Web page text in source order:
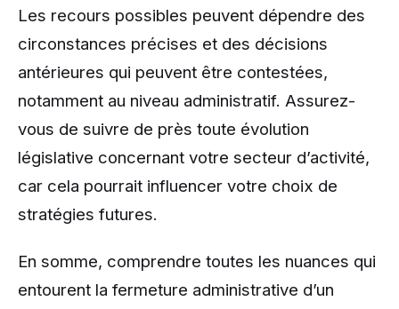
Les recours possibles peuvent dépendre des
circonstances précises et des décisions
antérieures qui peuvent être contestées,
notamment au niveau administratif. Assurez-
vous de suivre de près toute évolution
législative concernant votre secteur d’activité,
car cela pourrait influencer votre choix de
stratégies futures.
En somme, comprendre toutes les nuances qui
entourent la fermeture administrative d’un